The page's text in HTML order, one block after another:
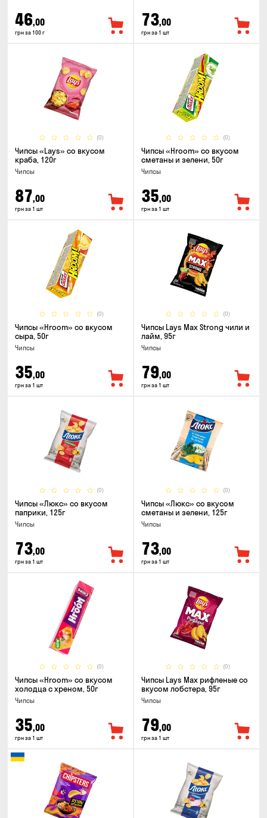
46,00
грн за 100 г
73,00
грн за 1 шт
(0)
Чипсы «Lays» со вкусом
краба, 120г
Чипсы
87,00
грн за 1 шт
(0)
Чипсы «Hroom» со вкусом
сметаны и зелени, 50г
Чипсы
35,00
грн за 1 шт
(0)
Чипсы «Hroom» со вкусом
сыра, 50г
Чипсы
35,00
грн за 1 шт
(0)
Чипсы Lays Max Strong чили и
лайм, 95г
Чипсы
79,00
грн за 1 шт
(0)
Чипсы «Люкс» со вкусом
паприки, 125г
Чипсы
73,00
грн за 1 шт
(0)
Чипсы «Люкс» со вкусом
сметаны и зелени, 125г
Чипсы
73,00
грн за 1 шт
(0)
Чипсы «Hroom» со вкусом
холодца с хреном, 50г
Чипсы
35,00
грн за 1 шт
(0)
Чипсы Lays Max рифленые со
вкусом лобстера, 95г
Чипсы
79,00
грн за 1 шт